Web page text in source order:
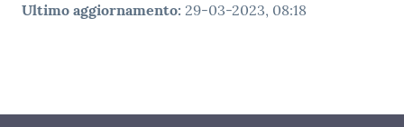
Ultimo aggiornamento: 29-03-2023, 08:18